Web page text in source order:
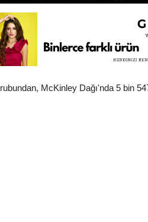
McKinley Dağı'nda 5 bin